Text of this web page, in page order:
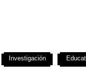
Investigación